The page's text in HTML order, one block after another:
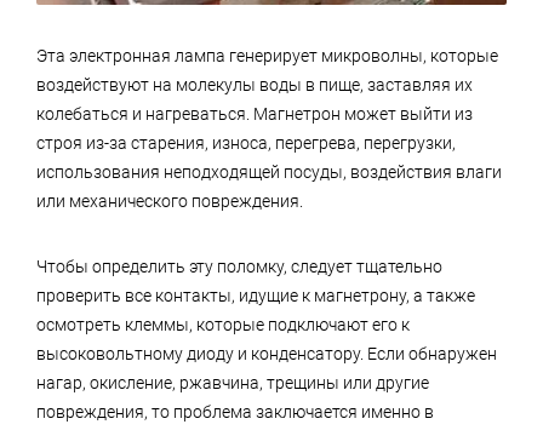
Эта электронная лампа генерирует микроволны, которые
воздействуют на молекулы воды в пище, заставляя их
колебаться и нагреваться. Магнетрон может выйти из
строя из-за старения, износа, перегрева, перегрузки,
использования неподходящей посуды, воздействия влаги
или механического повреждения.
Чтобы определить эту поломку, следует тщательно
проверить все контакты, идущие к магнетрону, а также
осмотреть клеммы, которые подключают его к
высоковольтному диоду и конденсатору. Если обнаружен
нагар, окисление, ржавчина, трещины или другие
повреждения, то проблема заключается именно в